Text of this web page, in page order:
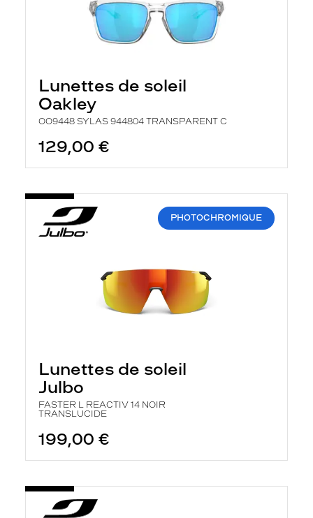
Lunettes de soleil
Oakley
OO9448 SYLAS 944804 TRANSPARENT C
129,00 €
PHOTOCHROMIQUE
Lunettes de soleil
Julbo
FASTER L REACTIV 14 NOIR
TRANSLUCIDE
199,00 €